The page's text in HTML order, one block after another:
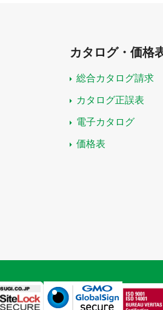
カタログ・価格
総合カタログ請求
カタログ正誤表
電子カタログ
価格表